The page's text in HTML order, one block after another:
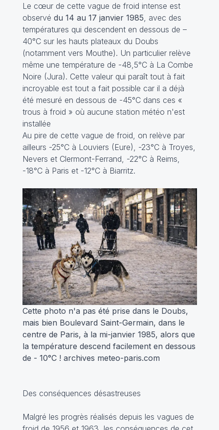
Le cœur de cette vague de froid intense est
observé du 14 au 17 janvier 1985 , avec des
températures qui descendent en dessous de –
40°C sur les hauts plateaux du Doubs
(notamment vers Mouthe). Un particulier relève
même une température de -48,5°C à La Combe
Noire (Jura). Cette valeur qui paraît tout à fait
incroyable est tout a fait possible car il a déjà
été mesuré en dessous de -45°C dans ces «
trous à froid » où aucune station météo n'est
installée
Au pire de cette vague de froid, on relève par
ailleurs -25°C à Louviers (Eure), -23°C à Troyes,
Nevers et Clermont-Ferrand, -22°C à Reims,
-18°C à Paris et -12°C à Biarritz.
Cette photo n'a pas été prise dans le Doubs,
mais bien Boulevard Saint-Germain, dans le
centre de Paris, à la mi-janvier 1985, alors que
la température descend facilement en dessous
de - 10°C ! archives meteo-paris.com
Des conséquences désastreuses
Malgré les progrès réalisés depuis les vagues de